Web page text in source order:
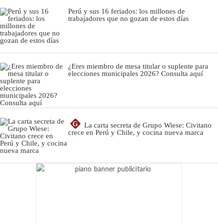
Perú y sus 16 feriados: los millones de
trabajadores que no gozan de estos días
¿Eres miembro de mesa titular o suplente para
elecciones municipales 2026? Consulta aquí
G
La carta secreta de Grupo Wiese: Civitano
crece en Perú y Chile, y cocina nueva marca